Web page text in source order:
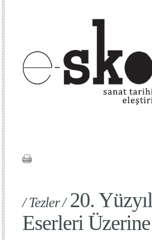
/ Tezler /20.
Eserleri